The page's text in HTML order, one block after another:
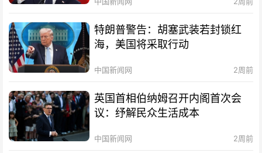
特朗普警告：胡塞武装若封锁红
海，美国将采取行动
中国新闻网 2周前
英国首相伯纳姆召开内阁首次会
议：纾解民众生活成本
中国新闻网 2周前